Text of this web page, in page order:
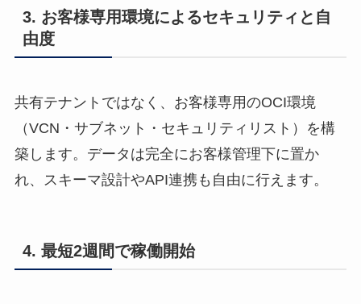
3. お客様専用環境によるセキュリティと自
由度
共有テナントではなく、お客様専用のOCI環境
（VCN・サブネット・セキュリティリスト）を構
築します。データは完全にお客様管理下に置か
れ、スキーマ設計やAPI連携も自由に行えます。
4. 最短2週間で稼働開始